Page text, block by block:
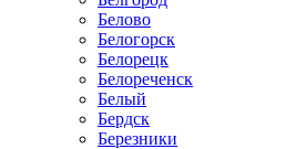
Белово
Белогорск
Белорецк
Белореченск
Белый
Бердск
Березники